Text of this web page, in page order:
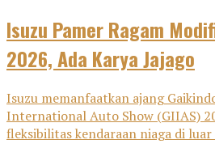
Isuzu Pamer Ragam
2026, Ada Karya Jajago
Isuzu memanfaatkan ajang
International Auto Show (GIIAS)
fleksibilitas kendaraan niaga di